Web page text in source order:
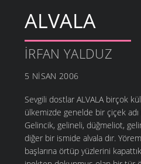
ALVALA
İRFAN YALDUZ
5 NISAN 2006
Sevgili dostlar ALVALA birçok
ülkemizde genelde bir çiçek
Gelincik, gelineli, düğmeliot,
diğer bir ismide alvala dır.
başlarına örtüp yüzlerini